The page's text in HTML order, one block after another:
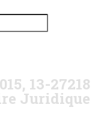
13-27218
Juridique